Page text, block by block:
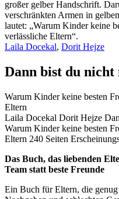
Laila Docekal, Dorit Hejze
Dann bist du
Warum Kinder keine besten
Eltern
Beschreibung
Laila Docekal Dorit Hejze
Warum Kinder keine besten
Eltern 240 Seiten
Beschreibung
Das Buch, das liebenden
Team statt beste Freunde
Ein Buch für Eltern, die